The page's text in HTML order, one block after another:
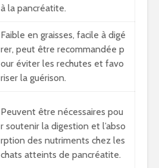
à la pancréatite.
Faible en graisses, facile à digé
rer, peut être recommandée p
our éviter les rechutes et favo
riser la guérison.
Peuvent être nécessaires pou
r soutenir la digestion et l’abso
rption des nutriments chez les
chats atteints de pancréatite.